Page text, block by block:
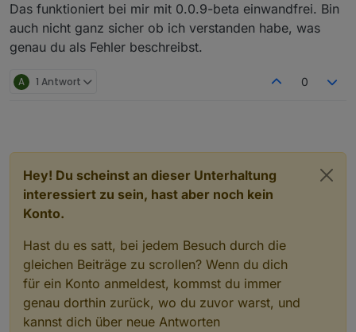
Das funktioniert bei mir mit 0.0.9-beta einwandfrei. Bin
auch nicht ganz sicher ob ich verstanden habe, was
genau du als Fehler beschreibst.
A 1 Antwort 0
Hey! Du scheinst an dieser Unterhaltung
interessiert zu sein, hast aber noch kein
Konto.
Hast du es satt, bei jedem Besuch durch die
gleichen Beiträge zu scrollen? Wenn du dich
für ein Konto anmeldest, kommst du immer
genau dorthin zurück, wo du zuvor warst, und
kannst dich über neue Antworten